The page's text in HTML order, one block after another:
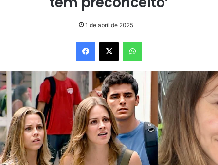
1 de abril de 2025
Facebook
X WhatsApp